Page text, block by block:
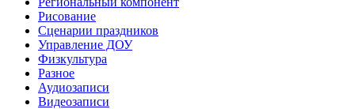
Рисование
Сценарии праздников
Управление ДОУ
Физкультура
Разное
Аудиозаписи
Видеозаписи